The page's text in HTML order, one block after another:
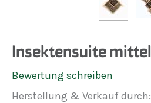
Insektensuite mittel
Bewertung schreiben
Herstellung & Verkauf durch: